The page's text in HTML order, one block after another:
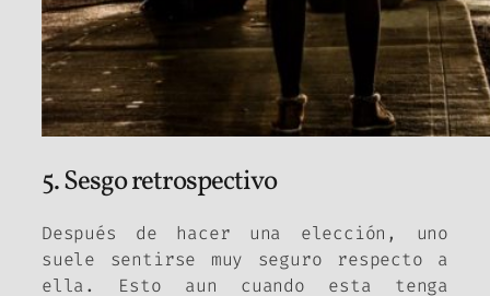
5. Sesgo retrospectivo
Después de hacer una elección, uno
suele sentirse muy seguro respecto a
ella. Esto aun cuando esta tenga